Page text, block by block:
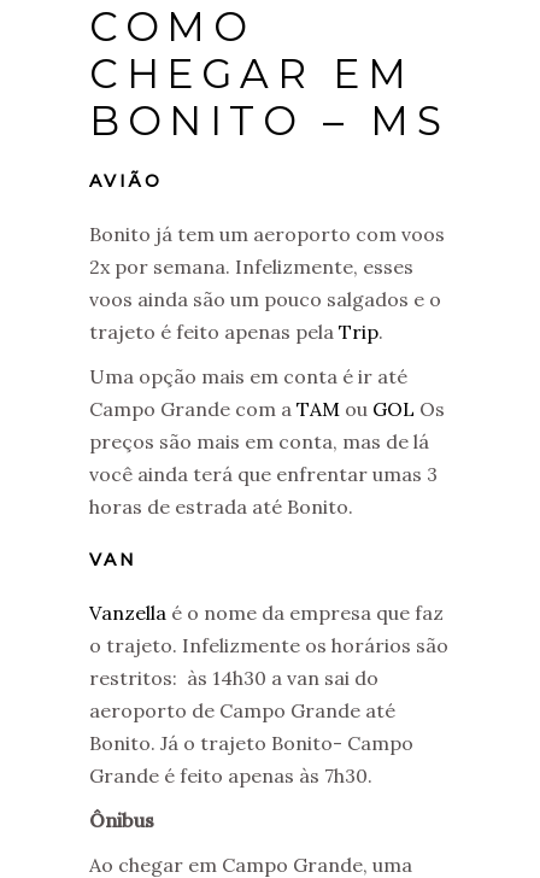
COMO
CHEGAR EM
BONITO – MS
AVIÃO
Bonito já tem um aeroporto com voos
2x por semana. Infelizmente, esses
voos ainda são um pouco salgados e o
trajeto é feito apenas pela Trip.
Uma opção mais em conta é ir até
Campo Grande com a TAM ou GOL Os
preços são mais em conta, mas de lá
você ainda terá que enfrentar umas 3
horas de estrada até Bonito.
VAN
Vanzella é o nome da empresa que faz
o trajeto. Infelizmente os horários são
restritos: às 14h30 a van sai do
aeroporto de Campo Grande até
Bonito. Já o trajeto Bonito- Campo
Grande é feito apenas às 7h30.
Ônibus
Ao chegar em Campo Grande, uma